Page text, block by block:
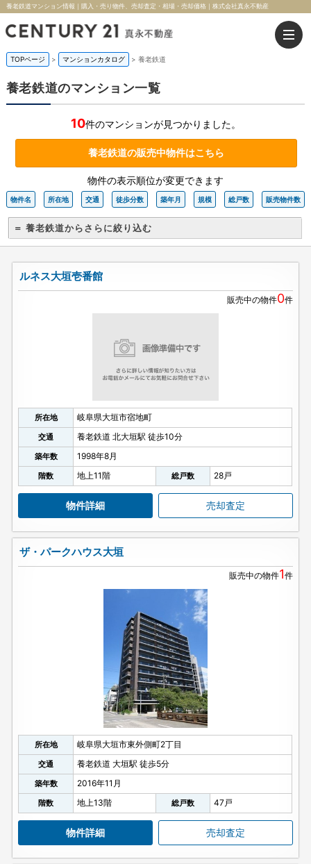
養老鉄道マンション情報｜購入・売り物件、売却査定・相場・売却価格｜株式会社真永不動産
TOPページ > マンションカタログ > 養老鉄道
養老鉄道のマンション一覧
10件のマンションが見つかりました。
養老鉄道の販売中物件はこちら
物件の表示順位が変更できます
物件名 所在地 交通 徒歩分数 築年月 規模 総戸数 販売物件数
＝ 養老鉄道からさらに絞り込む
ルネス大垣壱番館
販売中の物件0件
所在地 岐阜県大垣市宿地町
交通 養老鉄道 北大垣駅 徒歩10分
築年数 1998年8月
階数 地上11階 総戸数 28戸
物件詳細 売却査定
ザ・パークハウス大垣
販売中の物件1件
所在地 岐阜県大垣市東外側町2丁目
交通 養老鉄道 大垣駅 徒歩5分
築年数 2016年11月
階数 地上13階 総戸数 47戸
物件詳細 売却査定